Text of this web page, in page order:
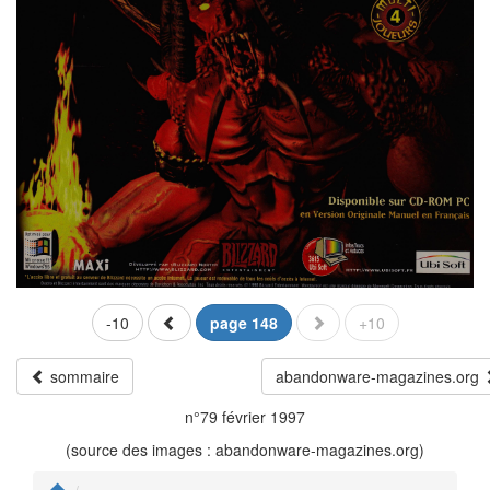
-10 page 148 +10
sommaire
abandonware-magazines.org
n°79 février 1997
(source des images : abandonware-magazines.org)